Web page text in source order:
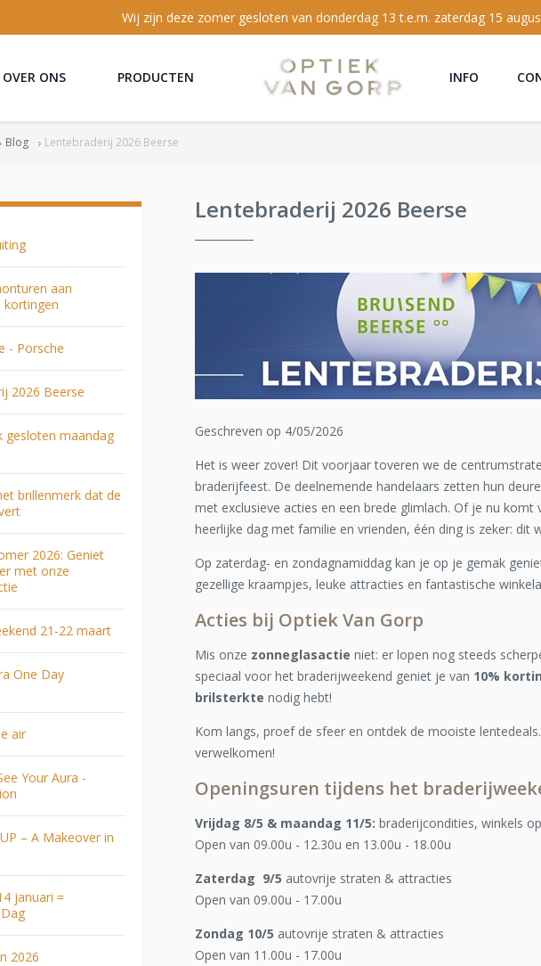
Wij zijn deze zomer gesloten van donderdag 13 t.e.m. zaterdag 15
OVER ONS PRODUCTEN INFO
Blog Lentebraderij 2026 Beerse
Lentebraderij 2026 Beerse
Geschreven op 4/05/2026
Het is weer zover! Dit voorjaar toveren we de
braderijfeest. De deelnemende handelaars zetten hun
met exclusieve acties en een brede glimlach. Of je nu
heerlijke dag met familie en vrienden, één ding is zeker: dit
Op zaterdag- en zondagnamiddag kan je op je gemak
gezellige kraampjes, leuke attracties en fantastische
Acties bij Optiek Van Gorp
Mis onze zonneglasactie niet: er lopen nog steeds
speciaal voor het braderijweekend geniet je van 10%
brilsterkte nodig hebt!
Kom langs, proef de sfeer en ontdek de mooiste
verwelkomen!
Openingsuren tijdens het
Vrijdag 8/5 & maandag 11/5: braderijcondities, winkels
Open van 09.00u - 12.30u en 13.00u - 18.00u
Zaterdag 9/5 autovrije straten & attracties
Open van 09.00u - 17.00u
Zondag 10/5 autovrije straten & attracties
Open van 11.00u - 17.00u
aan
kortingen
- Porsche
2026 Beerse
gesloten maandag
brillenmerk dat de
2026: Geniet
met onze
21-22 maart
One Day
air
Your Aura -
– A Makeover in
januari =
2026